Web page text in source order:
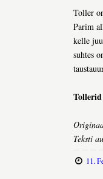
Toller
Parim
kelle
suhtes
Teksti
11.